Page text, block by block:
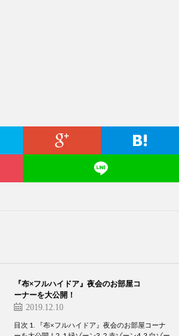
『布×フルハイドア』夜会のお部屋コ
ーナーを大公開！
2019.12.10
目次 1. 『布×フルハイドア』夜会のお部屋コーナ